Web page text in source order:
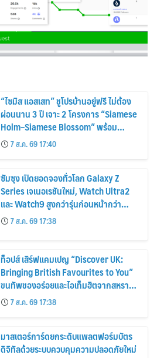
“ไซมิส แอสเสท” ชูโปรบ้านอยู่ฟรี ไม่ต้อง
ผ่อนนาน 3 ปี เจาะ 2 โครงการ “Siamese
Holm–Siamese Blossom” พร้อม
ส่วนลดและสิทธิพิเศษถึง 31 สิงหาคม
2569
7 ส.ค. 69 17:40
ซัมซุง เปิดยอดจองทั่วโลก Galaxy Z
Series เจเนอเรชันใหม่, Watch Ultra2
และ Watch9 สูงกว่ารุ่นก่อนหน้ากว่า
30%7 ส.ค. 69 17:38
ท็อปส์ เสิร์ฟแคมเปญ “Discover UK:
Bringing British Favourites to You”
ขนทัพของอร่อยและไอเท็มฮิตจากสหราช
อาณาจักร ส่งตรงถึงมือตั้งแต่วันนี้ – 18
สิงหาคมนี้
7 ส.ค. 69 17:38
มาสเตอร์การ์ดยกระดับแพลตฟอร์มบัตร
ดิจิทัลด้วยระบบควบคุมความปลอดภัยใหม่